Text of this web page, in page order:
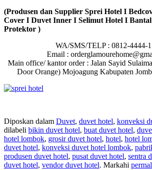
(Produsen dan Supplier Sprei Hotel I
Cover I Duvet Inner I Selimut Hotel I
Protektor )
WA/SMS/TELP : 0812-4444-
Email :
Main office/ kantor order : Jalan Sayid
Door Orange) Mojoagung Kabupaten
Diposkan dalam Duvet, duvet hotel, konveksi
dilabeli bikin duvet hotel, buat duvet hotel,
hotel lombok, grosir duvet hotel, hotel, hotel
duvet hotel, konveksi duvet hotel lombok,
produsen duvet hotel, pusat duvet hotel, sentra
duvet hotel, vendor duvet hotel. Markahi